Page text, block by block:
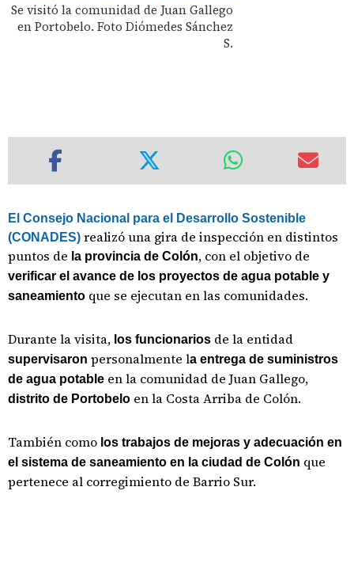
Se visitó la comunidad de Juan Gallego
en Portobelo. Foto Diómedes Sánchez
S.
El Consejo Nacional para el Desarrollo Sostenible
(CONADES) realizó una gira de inspección en distintos
puntos de la provincia de Colón, con el objetivo de
verificar el avance de los proyectos de agua potable y
saneamiento que se ejecutan en las comunidades.
Durante la visita, los funcionarios de la entidad
supervisaron personalmente la entrega de suministros
de agua potable en la comunidad de Juan Gallego,
distrito de Portobelo en la Costa Arriba de Colón.
También como los trabajos de mejoras y adecuación en
el sistema de saneamiento en la ciudad de Colón que
pertenece al corregimiento de Barrio Sur.